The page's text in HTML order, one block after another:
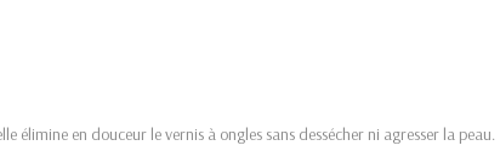
élimine en douceur le vernis à ongles sans dessécher ni agresser la peau.